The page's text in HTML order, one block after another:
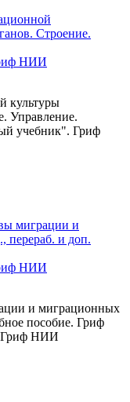
культуры
Управление.
учебник". Гриф
и миграционных
пособие. Гриф
Гриф НИИ